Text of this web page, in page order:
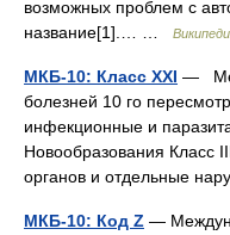
возможных проблем с
название[1].… …
МКБ-10: Класс XXI —
болезней 10 го
инфекционные и
Новообразования Класс
органов и отдельные
МКБ-10: Код Z —